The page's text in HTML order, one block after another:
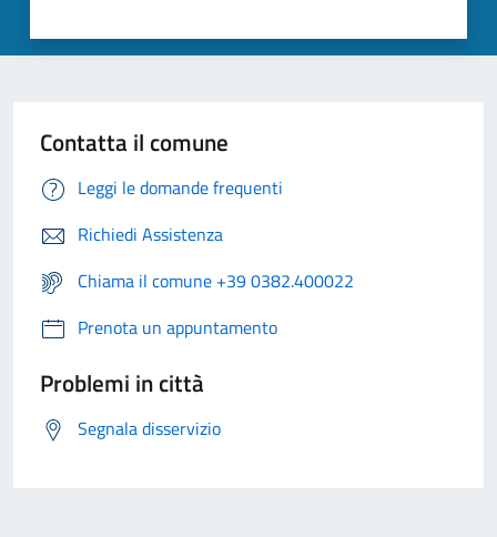
Contatta il comune
Leggi le domande frequenti
Richiedi Assistenza
Chiama il comune +39 0382.400022
Prenota un appuntamento
Problemi in città
Segnala disservizio